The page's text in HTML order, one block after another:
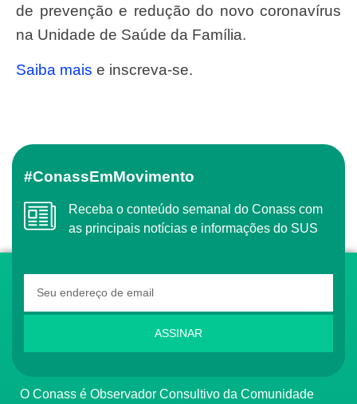
de prevenção e redução do novo coronavírus
na Unidade de Saúde da Família.
Saiba mais e inscreva-se.
#ConassEmMovimento
Receba o conteúdo semanal do Conass com
as principais notícias e informações do SUS
ASSINAR
O Conass é Observador Consultivo da Comunidade